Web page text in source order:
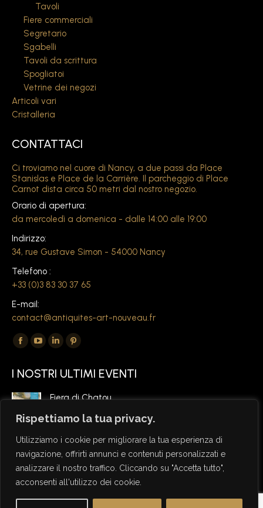
Rispettiamo la tua privacy.
Utilizziamo i cookie per migliorare la tua esperienza di
navigazione, offrirti annunci e contenuti personalizzati e
analizzare il nostro traffico. Cliccando su "Accetta tutto",
acconsenti all'utilizzo dei cookie.
Tavoli
Fiere commerciali
Segretario
Sgabelli
Tavoli da scrittura
Spogliatoi
Vetrine dei negozi
Articoli vari
Cristalleria
CONTATTACI
Ci troviamo nel cuore di Nancy, a due passi da Place
Stanislas e Place de la Carrière. Il parcheggio di Place
Carnot dista circa 50 metri dal nostro negozio.
Orario di apertura:
da mercoledì a domenica - dalle 14:00 alle 19:00
Indirizzo:
34, rue Gustave Simon - 54000 Nancy
Telefono :
+33 (0)3 83 30 37 65
E-mail:
contact@antiquites-art-nouveau.fr
Ci trovate su:
La
Facebook
si
in
una
nuova
finestra
La
di
YouTube
apre
in
una
nuova
finestra
La
di
LinkedIn
apre
in
una
nuova
finestra
La
di
Pinterest
apre
in
una
nuova
finestra
I NOSTRI ULTIMI EVENTI
Fiera di Chatou,